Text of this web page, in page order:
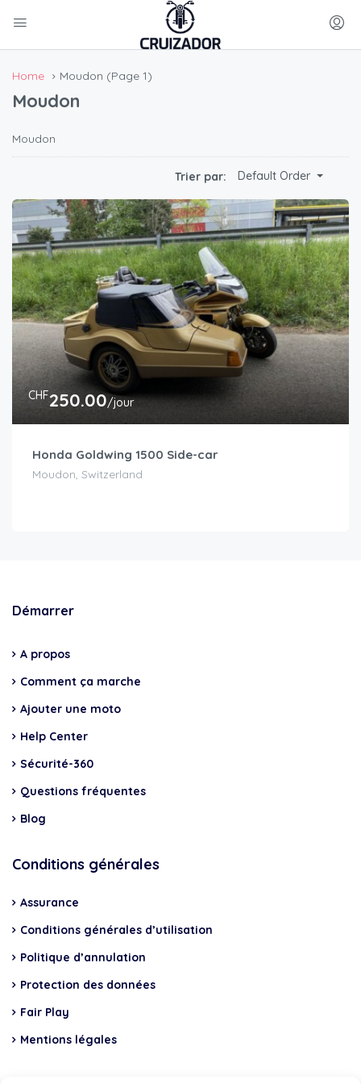
Home Moudon (Page 1)
Moudon
Moudon
Trier par: Default Order
CHF250.00/jour
Honda Goldwing 1500 Side-car
Moudon, Switzerland
Démarrer
A propos
Comment ça marche
Ajouter une moto
Help Center
Sécurité-360
Questions fréquentes
Blog
Conditions générales
Assurance
Conditions générales d’utilisation
Politique d’annulation
Protection des données
Fair Play
Mentions légales